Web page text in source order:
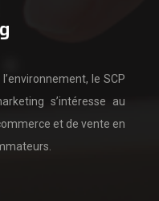
le SCP
s’intéresse au
et de vente en